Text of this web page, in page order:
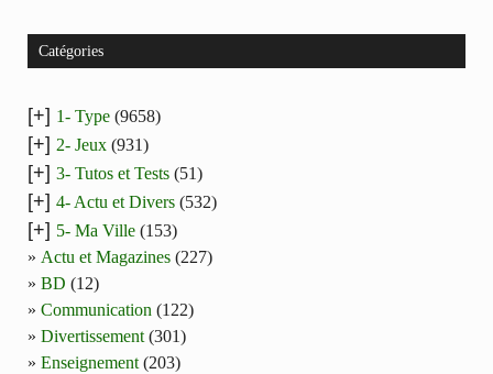
Catégories
[+] 1- Type (9658)
[+] 2- Jeux (931)
[+] 3- Tutos et Tests (51)
[+] 4- Actu et Divers (532)
[+] 5- Ma Ville (153)
Actu et Magazines (227)
BD (12)
Communication (122)
Divertissement (301)
Enseignement (203)